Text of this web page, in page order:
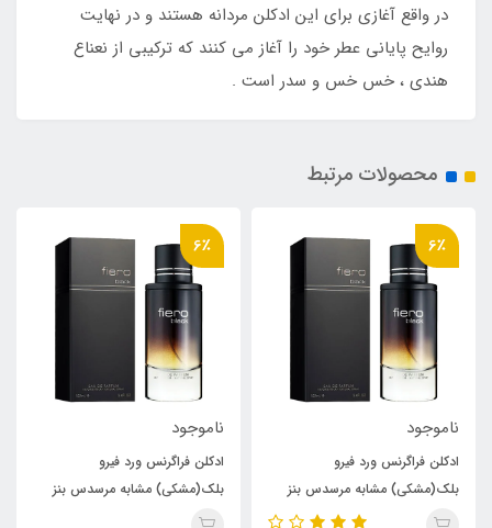
در واقع آغازی برای این ادکلن مردانه هستند و در نهایت
روایح پایانی عطر خود را آغاز می کنند که ترکیبی از نعناع
هندی ، خس خس و سدر است .
محصولات مرتبط
6٪
ناموجود
ادکلن فراگرنس ورد فیرو
بلک(مشکی) مشابه مرسدس بنز
اینتنس Fiero Black
6٪
ناموجود
ادکلن فراگرنس ورد فیرو
بلک(مشکی) مشابه مرسدس بنز
اینتنس Fiero Black